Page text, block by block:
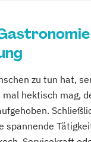
zu tun hat,
hektisch mag,
spannende